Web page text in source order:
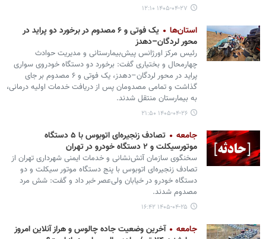
۱۴۰۵-۰۴-۲۷ ۱۲:۱۰
استان‌ها
یک فوتی و ۶ مصدوم در برخورد دو پراید در
محور لردگان–دهدز
رئیس مرکز اورژانس پیش‌بیمارستانی و مدیریت حوادث
چهارمحال و بختیاری گفت: برخورد دو دستگاه خودروی سواری
پراید در محور لردگان–دهدز، یک فوتی و ۶ مصدوم بر جای
گذاشت و تمامی مصدومان پس از دریافت خدمات اولیه درمانی،
به بیمارستان منتقل شدند.
۱۴۰۵-۰۴-۲۶ ۲۱:۵۰
جامعه
تصادف زنجیره‌ای اتوبوس با ۵ دستگاه
موتورسیکلت و ۲ دستگاه خودرو در تهران
سخنگوی سازمان آتش‌نشانی و خدمات ایمنی شهرداری تهران از
تصادف زنجیره‌ای اتوبوس با پنج دستگاه موتور سیکلت و دو
دستگاه خودرو در خیابان ولی‌عصر خبر داد و گفت: شش مرد
مصدوم شدند.
۱۴۰۵-۰۴-۲۵ ۱۶:۴۲
جامعه
آخرین وضعیت جاده چالوس و هراز آنلاین امروز